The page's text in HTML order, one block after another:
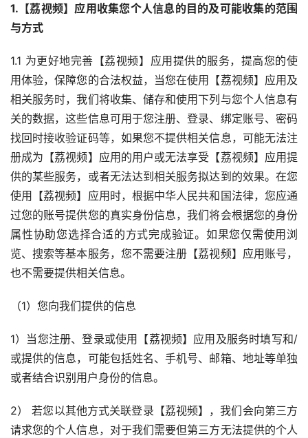
1.【荔视频】应用收集您个人信息的目的及可能收集的范围
与方式
1.1 为更好地完善【荔视频】应用提供的服务，提高您的使
用体验，保障您的合法权益，当您在使用【荔视频】应用及
相关服务时，我们将收集、储存和使用下列与您个人信息有
关的数据，这些信息可用于您注册、登录、绑定账号、密码
找回时接收验证码等，如果您不提供相关信息，可能无法注
册成为【荔视频】应用的用户或无法享受【荔视频】应用提
供的某些服务，或者无法达到相关服务拟达到的效果。在您
使用【荔视频】应用时，根据中华人民共和国法律，您应通
过您的账号提供您的真实身份信息，我们将会根据您的身份
属性协助您选择合适的方式完成验证。如果您仅需使用浏
览、搜索等基本服务，您不需要注册【荔视频】应用账号，
也不需要提供相关信息。
（1）您向我们提供的信息
1）当您注册、登录或使用【荔视频】应用及服务时填写和/
或提供的信息，可能包括姓名、手机号、邮箱、地址等单独
或者结合识别用户身份的信息。
2） 若您以其他方式关联登录【荔视频】，我们会向第三方
请求您的个人信息，对于我们需要但第三方无法提供的个人